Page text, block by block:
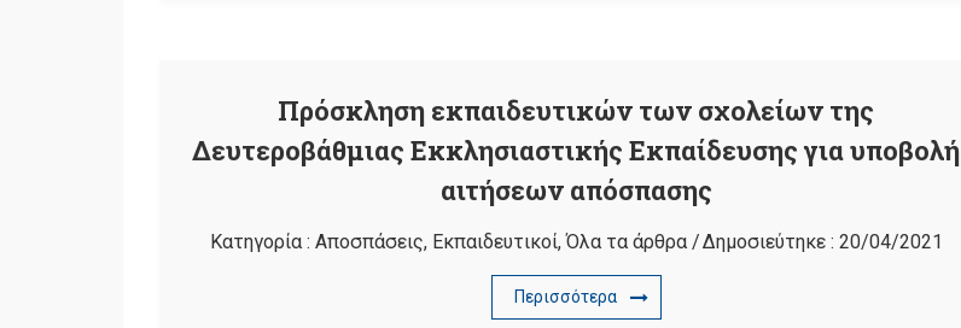
Πρόσκληση εκπαιδευτικών των σχολείων της
Δευτεροβάθμιας Εκκλησιαστικής Εκπαίδευσης για υποβολή
αιτήσεων απόσπασης
Κατηγορία : Αποσπάσεις, Εκπαιδευτικοί,Όλα τα άρθρα/Δημοσιεύτηκε : 20/04/2021
Περισσότερα